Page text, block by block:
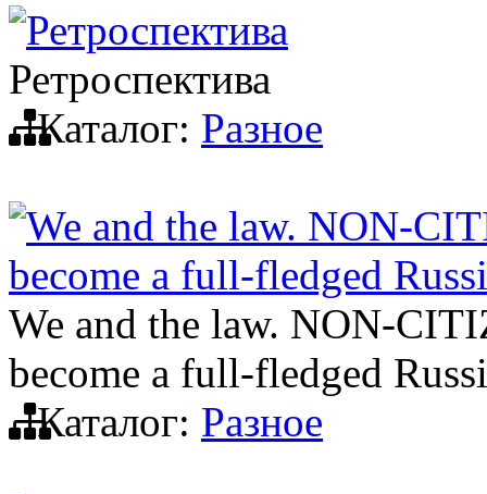
Ретроспектива
Ретроспектива
Каталог: Разное
We and the law. NON-
become a full-fledged
We and the law. NON-
become a full-fledged
Каталог: Разное